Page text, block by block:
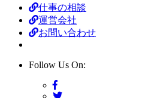
仕事の相談
運営会社
お問い合わせ
Follow Us On: